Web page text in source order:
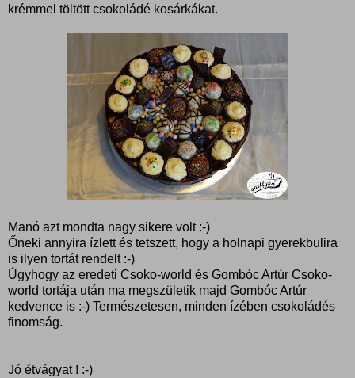
krémmel töltött csokoládé kosárkákat.
Manó azt mondta nagy sikere volt :-)
Őneki annyira ízlett és tetszett, hogy a holnapi gyerekbulira
is ilyen tortát rendelt :-)
Úgyhogy az eredeti Csoko-world és Gombóc Artúr Csoko-
world tortája után ma megszületik majd Gombóc Artúr
kedvence is :-) Természetesen, minden ízében csokoládés
finomság.
Jó étvágyat ! :-)